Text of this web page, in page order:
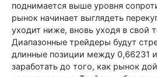
поднимается выше уровня
рынок начинает выглядеть
уходит ниже, вновь уходя в свой
Диапазонные трейдеры будут
длинные позиции между 0,66231
заработать до того, как рынок